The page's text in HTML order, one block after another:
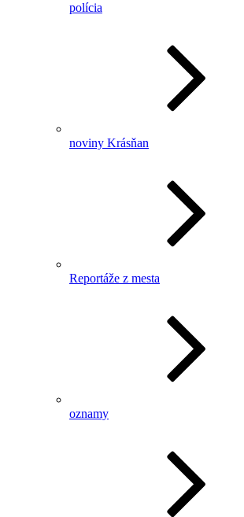
polícia
noviny Krásňan
Reportáže z mesta
oznamy